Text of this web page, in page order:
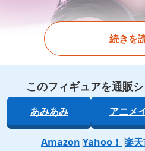
続きを
このフィギュアを通販
あみあみ アニメ
Amazon Yahoo！ 楽